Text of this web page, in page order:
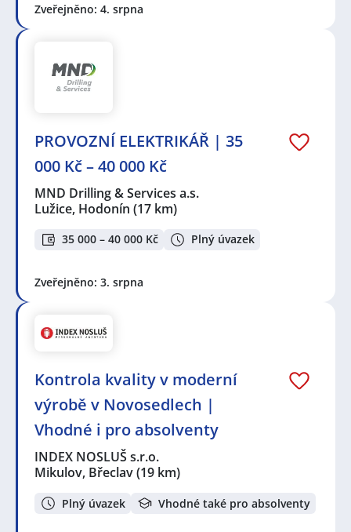
Zveřejněno: 4. srpna
PROVOZNÍ ELEKTRIKÁŘ | 35
000 Kč – 40 000 Kč
MND Drilling & Services a.s.
Lužice, Hodonín (17 km)
35 000 – 40 000 Kč Plný úvazek
Zveřejněno: 3. srpna
Kontrola kvality v moderní
výrobě v Novosedlech |
Vhodné i pro absolventy
INDEX NOSLUŠ s.r.o.
Mikulov, Břeclav(19 km)
Plný úvazek Vhodné také pro absolventy